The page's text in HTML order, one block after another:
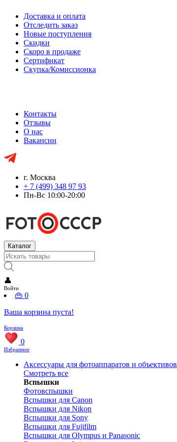
Доставка и оплата
Отследить заказ
Новые поступления
Скидки
Скоро в продаже
Сертификат
Скупка/Комиссионка
Контакты
Отзывы
О нас
Вакансии
г. Москва
+ 7 (499) 348 97 93
Пн-Вс 10:00-20:00
Каталог
👤
Войти
👜 0
Ваша корзина пуста!
Корзина
0
Избранное
Аксессуары для фотоаппаратов и объективов
Смотреть все
Вспышки
Фотовспышки
Вспышки для Canon
Вспышки для Nikon
Вспышки для Sony
Вспышки для Fujifilm
Вспышки для Olympus и Panasonic